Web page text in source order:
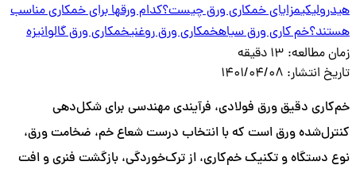
هیدرولیکیمزایای خمکاری ورق چیست؟کدام ورقها برای خمکاری مناسب
هستند؟خم کاری ورق سیاهخمکاری ورق روغنیخمکاری ورق گالوانیزه
زمان مطالعه:
تاریخ انتشار:
خم‌کاری دقیق ورق فولادی، فرآیندی مهندسی برای شکل‌دهی
کنترل‌شده ورق است که با انتخاب درست شعاع خم، ضخامت ورق،
نوع دستگاه و تکنیک خم‌کاری، از ترک‌خوردگی، بازگشت فنری و افت